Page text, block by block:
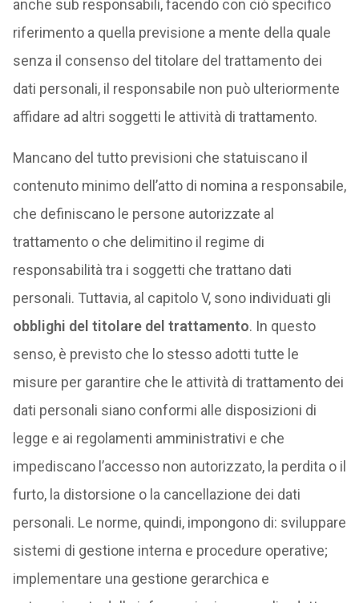
anche sub responsabili, facendo con ciò specifico
riferimento a quella previsione a mente della quale
senza il consenso del titolare del trattamento dei
dati personali, il responsabile non può ulteriormente
affidare ad altri soggetti le attività di trattamento.
Mancano del tutto previsioni che statuiscano il
contenuto minimo dell’atto di nomina a responsabile,
che definiscano le persone autorizzate al
trattamento o che delimitino il regime di
responsabilità tra i soggetti che trattano dati
personali. Tuttavia, al capitolo V, sono individuati gli
obblighi del titolare del trattamento. In questo
senso, è previsto che lo stesso adotti tutte le
misure per garantire che le attività di trattamento dei
dati personali siano conformi alle disposizioni di
legge e ai regolamenti amministrativi e che
impediscano l’accesso non autorizzato, la perdita o il
furto, la distorsione o la cancellazione dei dati
personali. Le norme, quindi, impongono di: sviluppare
sistemi di gestione interna e procedure operative;
implementare una gestione gerarchica e